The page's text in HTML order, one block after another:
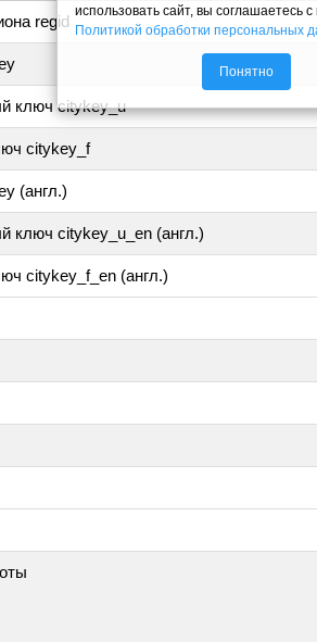
regid
ключ citykey_u
citykey_f
(англ.)
ключ citykey_u_en (англ.)
citykey_f_en (англ.)
использовать сайт, вы соглашаетесь
Политикой обработки персональных
Понятно